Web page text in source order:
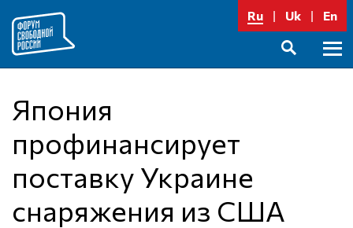
содержимому
Ru Uk En
Япония
профинансирует
поставку Украине
снаряжения из США